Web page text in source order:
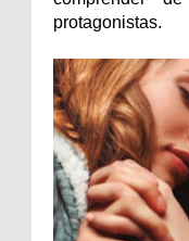
protagonistas.